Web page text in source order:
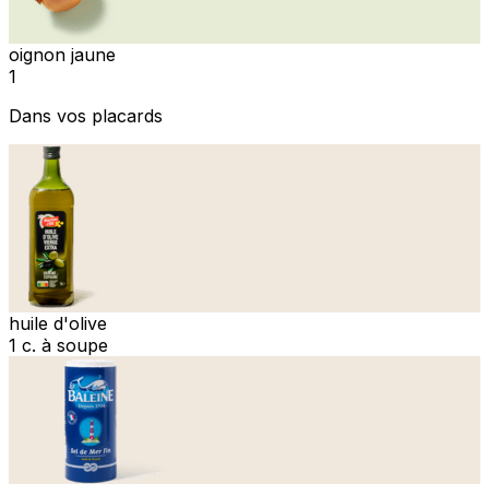
oignon jaune
1
Dans vos placards
huile d'olive
1 c. à soupe